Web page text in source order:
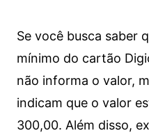
Se você busca saber
mínimo do cartão
não informa o valor,
indicam que o valor
300,00. Além disso,